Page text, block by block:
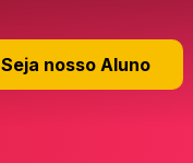
Seja nosso Aluno